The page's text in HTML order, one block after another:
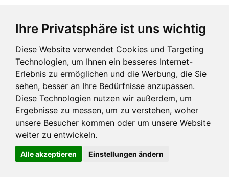
Ihre Privatsphäre ist uns wichtig
Diese Website verwendet Cookies und Targeting
Technologien, um Ihnen ein besseres Internet-
Erlebnis zu ermöglichen und die Werbung, die Sie
sehen, besser an Ihre Bedürfnisse anzupassen.
Diese Technologien nutzen wir außerdem, um
Ergebnisse zu messen, um zu verstehen, woher
unsere Besucher kommen oder um unsere Website
weiter zu entwickeln.
Alle akzeptieren Einstellungen ändern
Regionalfilter
zurücksetzen
Impressum und mehr